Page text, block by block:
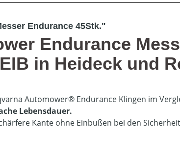
Endurance 45Stk."
Endurance
in Heideck und
Automower® Endurance Klingen im
Lebensdauer.
Kante ohne Einbußen bei den